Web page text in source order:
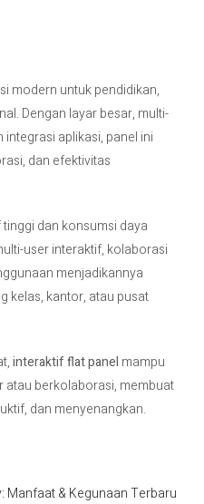
modern untuk pendidikan,
Dengan layar besar, multi-
aplikasi, panel ini
dan efektivitas
dan konsumsi daya
user interaktif, kolaborasi
menjadikannya
kelas, kantor, atau pusat
interaktif flat panel mampu
atau berkolaborasi, membuat
dan menyenangkan.
Manfaat & Kegunaan Terbaru